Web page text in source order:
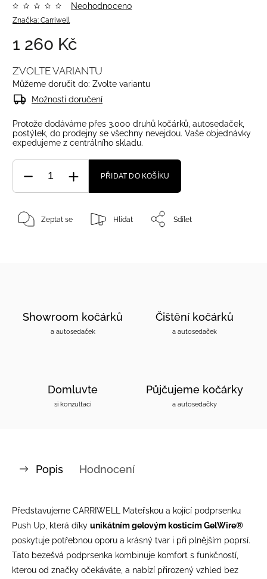
Značka: Carriwell
Neohodnoceno
1 260 Kč
ZVOLTE VARIANTU
Můžeme doručit do: Zvolte variantu
Možnosti doručení
Protože dodáváme přes 3.000 druhů kočárků, autosedaček,
postýlek, do prodejny se všechny nevejdou. Vaše objednávky
expedujeme z centrálního skladu.
PŘIDAT DO KOŠÍKU
Zeptat se Hlídat Sdílet
Showroom kočárků
a autosedaček
Čištění kočárků
a autosedaček
Domluvte
si konzultaci
Půjčujeme kočárky
a autosedačky
Popis Hodnocení
Představujeme CARRIWELL Mateřskou a kojící podprsenku
Push Up, která díky unikátním gelovým kosticím GelWire®
poskytuje potřebnou oporu a krásný tvar i při plnějším poprsí.
Tato bezešvá podprsenka kombinuje komfort s funkčností,
kterou od značky očekáváte, a nabízí přirozený vzhled bez